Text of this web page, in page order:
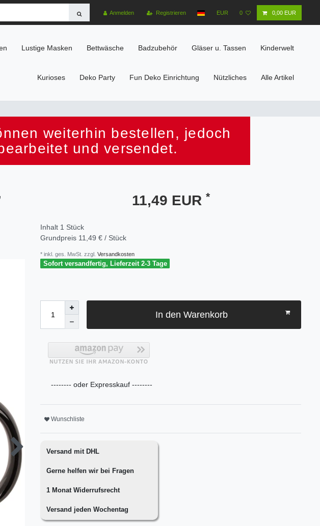
Anmelden Registrieren EUR 0 0,00 EUR
Lustige Masken Bettwäsche Badzubehör Gläser u. Tassen Kinderwelt
Kurioses Deko Party Fun Deko Einrichtung Nützliches Alle Artikel
weiterhin bestellen, jedoch
und versendet.
11,49 EUR *
Inhalt 1 Stück
Grundpreis 11,49 € / Stück
* inkl. ges. MwSt. zzgl. Versandkosten
Sofort versandfertig, Lieferzeit 2-3 Tage
In den Warenkorb
-------- oder Expresskauf --------
Wunschliste
Versand mit DHL
Gerne helfen wir bei Fragen
1 Monat Widerrufsrecht
Versand jeden Wochentag